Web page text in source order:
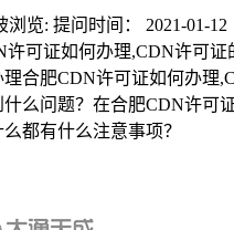
浏览: 提问时间： 2021-01-12
许可证如何办理,CDN许可证
合肥CDN许可证如何办理
么问题？在合肥CDN许可
都有什么注意事项？